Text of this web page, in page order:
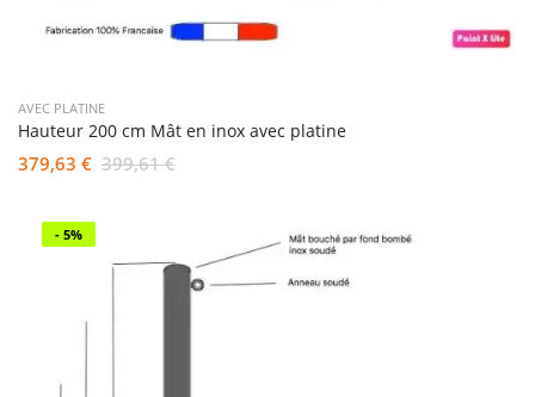
AVEC PLATINE
Hauteur 200 cm Mât en inox avec platine
379,63 € 399,61 €
- 5%